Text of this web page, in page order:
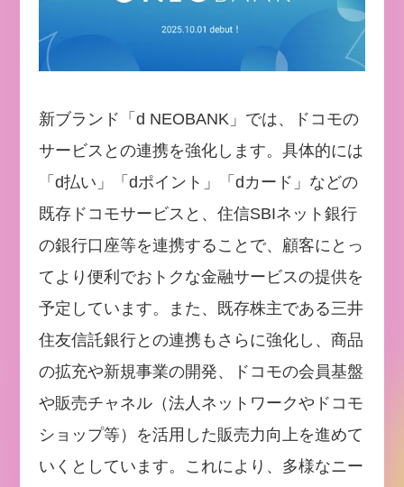
新ブランド「d NEOBANK」では、ドコモの
サービスとの連携を強化します。具体的には
「d払い」「dポイント」「dカード」などの
既存ドコモサービスと、住信SBIネット銀行
の銀行口座等を連携することで、顧客にとっ
てより便利でおトクな金融サービスの提供を
予定しています。また、既存株主である三井
住友信託銀行との連携もさらに強化し、商品
の拡充や新規事業の開発、ドコモの会員基盤
や販売チャネル（法人ネットワークやドコモ
ショップ等）を活用した販売力向上を進めて
いくとしています。これにより、多様なニー